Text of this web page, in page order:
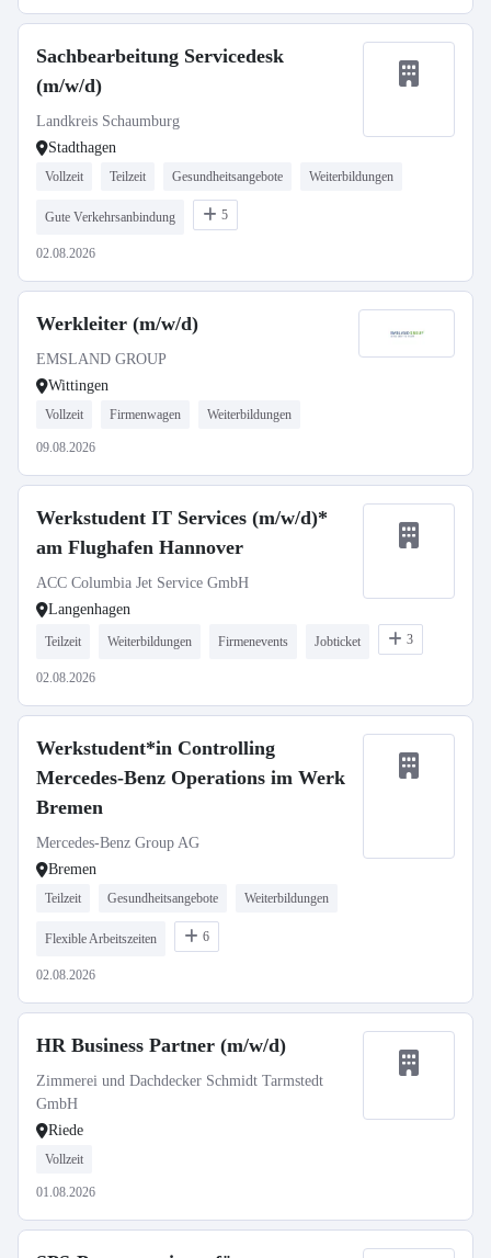
Sachbearbeitung Servicedesk
(m/w/d)
Landkreis Schaumburg
Stadthagen
Vollzeit Teilzeit Gesundheitsangebote Weiterbildungen
Gute Verkehrsanbindung 5
02.08.2026
Werkleiter (m/w/d)
EMSLAND GROUP
Wittingen
Vollzeit Firmenwagen Weiterbildungen
09.08.2026
Werkstudent IT Services (m/w/d)*
am Flughafen Hannover
ACC Columbia Jet Service GmbH
Langenhagen
Teilzeit Weiterbildungen Firmenevents Jobticket 3
02.08.2026
Werkstudent*in Controlling
Mercedes-Benz Operations im Werk
Bremen
Mercedes-Benz Group AG
Bremen
Teilzeit Gesundheitsangebote Weiterbildungen
Flexible Arbeitszeiten 6
02.08.2026
HR Business Partner (m/w/d)
Zimmerei und Dachdecker Schmidt Tarmstedt
GmbH
Riede
Vollzeit
01.08.2026